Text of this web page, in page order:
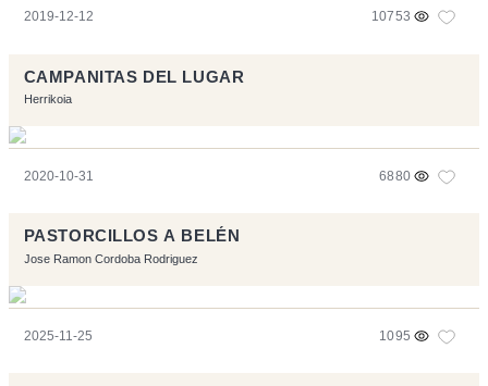
2019-12-12 10753
CAMPANITAS DEL LUGAR
Herrikoia
2020-10-31 6880
PASTORCILLOS A BELÉN
Jose Ramon Cordoba Rodriguez
2025-11-25 1095